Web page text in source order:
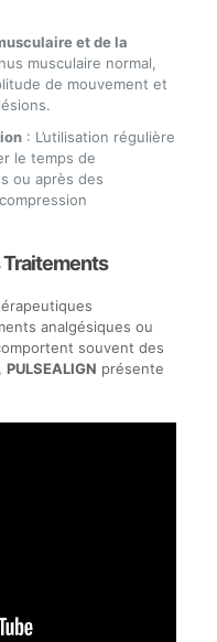
et de la
musculaire normal,
de mouvement et
: L’utilisation régulière
le temps de
ou après des
Traitements
analgésiques ou
souvent des
PULSEALIGN présente